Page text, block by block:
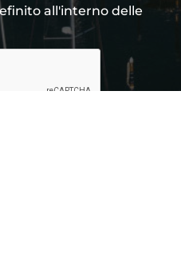
all'interno delle